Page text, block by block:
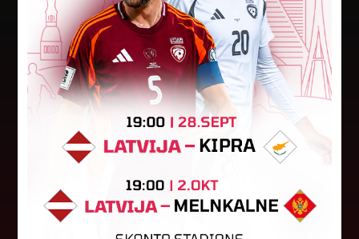
"Riga FC Women" beidz
vēsturisko eirokausu sezonu